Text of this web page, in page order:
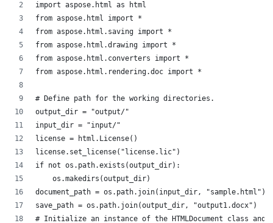
import aspose.html as html
from aspose.html import *
from aspose.html.saving import *
from aspose.html.drawing import *
from aspose.html.converters import *
from aspose.html.rendering.doc import *
# Define path for the working directories.
output_dir = "output/"
input_dir = "input/"
license = html.License()
license.set_license("license.lic")
if not os.path.exists(output_dir):
    os.makedirs(output_dir)
document_path = os.path.join(input_dir, "sample.html")
save_path = os.path.join(output_dir, "output1.docx")
# Initialize an instance of the HTMLDocument class and